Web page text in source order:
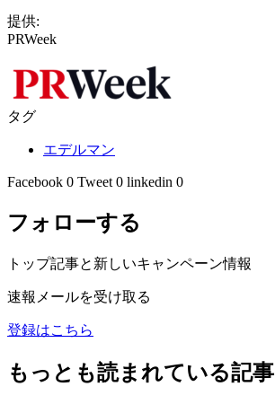
提供:
PRWeek
タグ
エデルマン
Facebook 0 Tweet 0 linkedin 0
フォローする
トップ記事と新しいキャンペーン情報
速報メールを受け取る
登録はこちら
もっとも読まれている記事